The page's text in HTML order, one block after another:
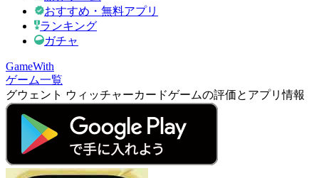
おすすめ・無料アプリ
ランキング
ガチャ
GameWith
ゲーム一覧
グウェント ウィッチャーカードゲームの評価とアプリ情報